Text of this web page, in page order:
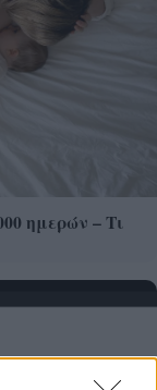
ημερών – Τι